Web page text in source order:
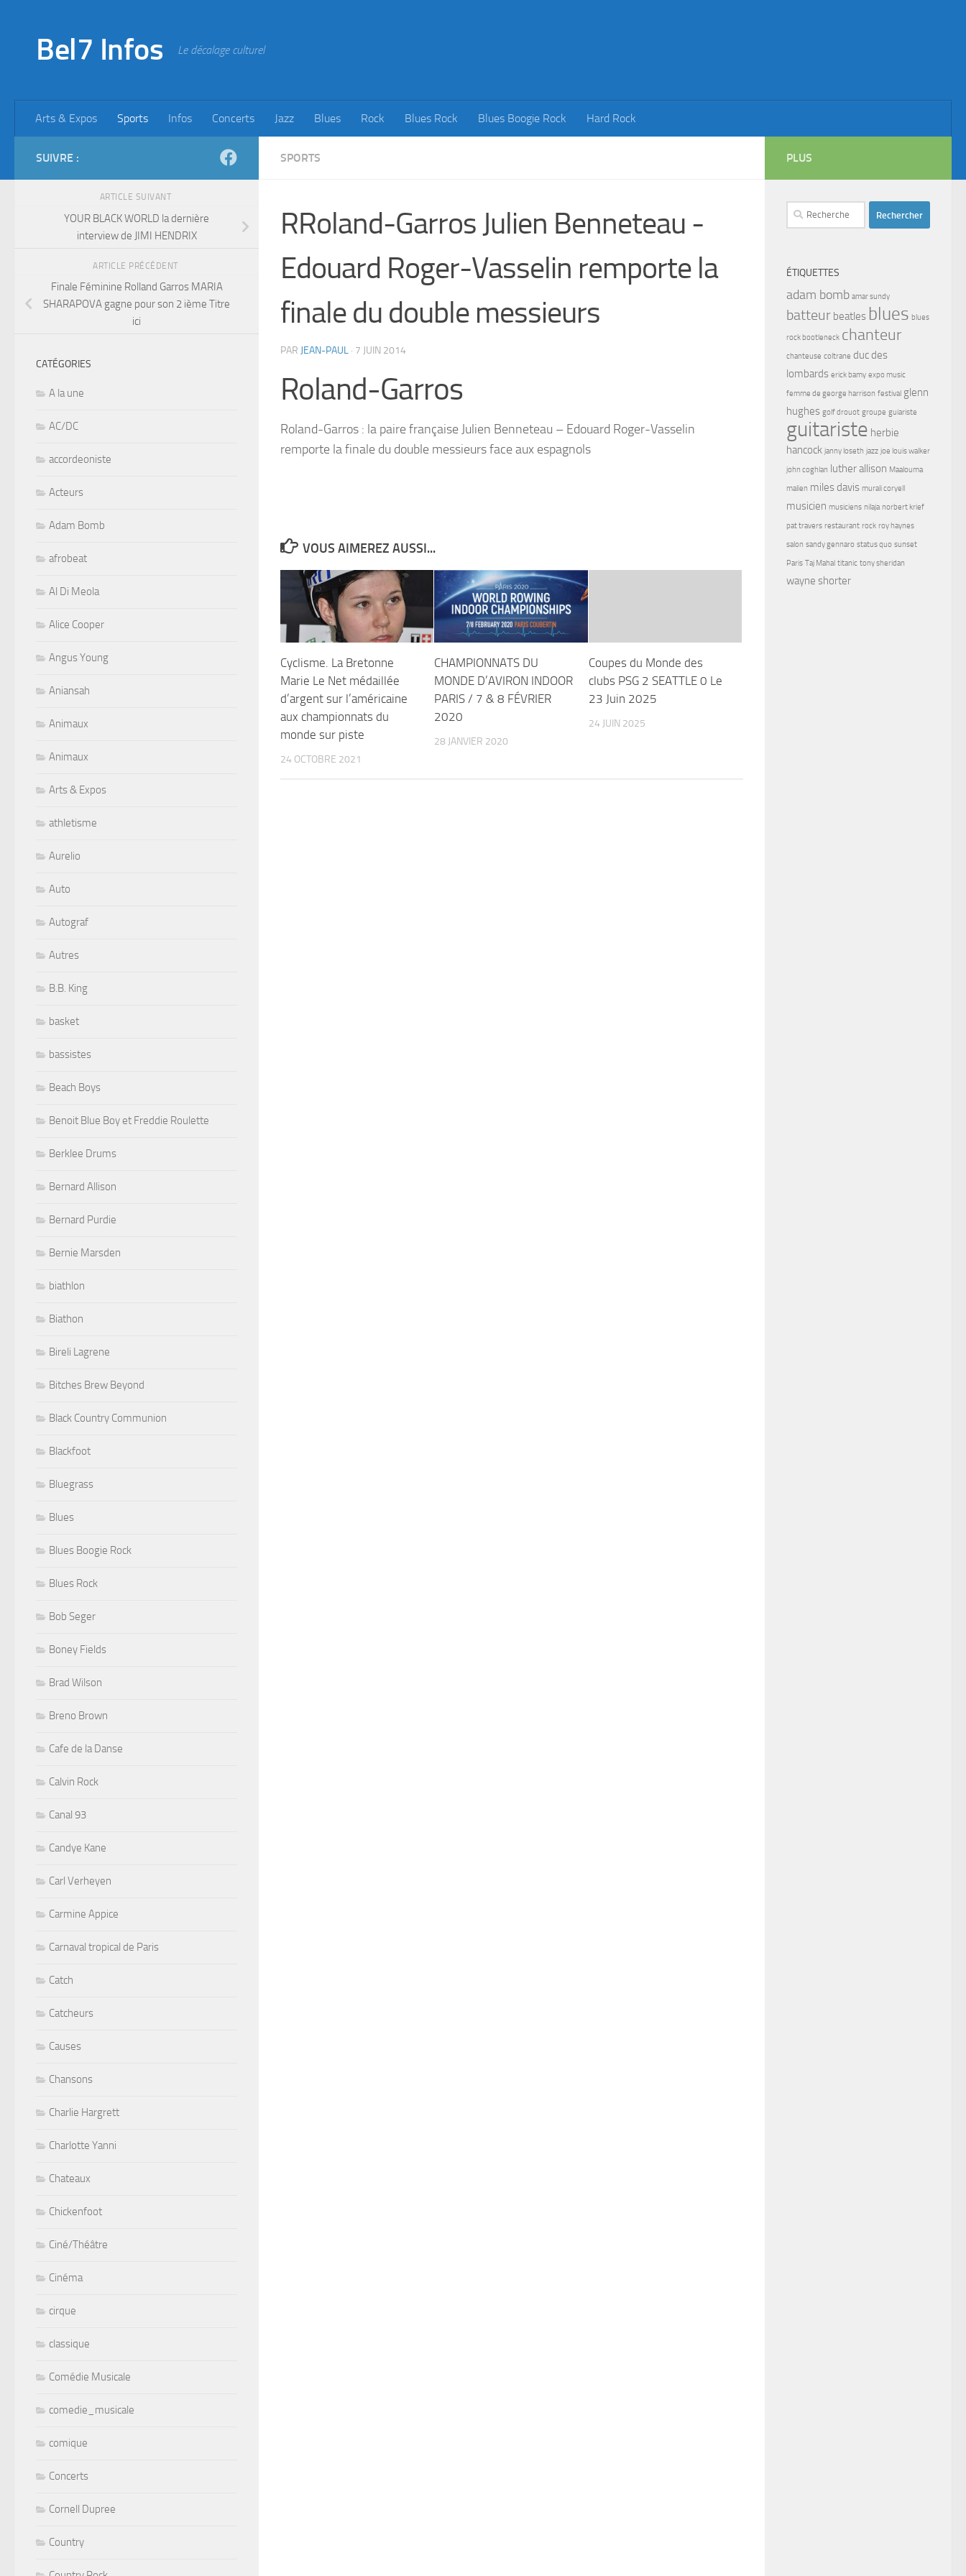
Bel7 Infos Le décalage culturel
Arts & Expos Sports Infos Concerts Jazz Blues Rock Blues Rock Blues Boogie Rock Hard Rock
SPORTS
RRoland-Garros Julien Benneteau -
Edouard Roger-Vasselin remporte la
finale du double messieurs
PAR JEAN-PAUL · 7 JUIN 2014
Roland-Garros
Roland-Garros : la paire française Julien Benneteau – Edouard Roger-Vasselin
remporte la finale du double messieurs face aux espagnols
VOUS AIMEREZ AUSSI...
Cyclisme. La Bretonne
Marie Le Net médaillée
d’argent sur l’américaine
aux championnats du
monde sur piste
24 OCTOBRE 2021
CHAMPIONNATS DU
MONDE D’AVIRON INDOOR
PARIS / 7 & 8 FÉVRIER
2020
28 JANVIER 2020
Coupes du Monde des
clubs PSG 2 SEATTLE 0 Le
23 Juin 2025
24 JUIN 2025
SUIVRE :
ARTICLE SUIVANT
YOUR BLACK WORLD la dernière
interview de JIMI HENDRIX
ARTICLE PRÉCÉDENT
Finale Féminine Rolland Garros MARIA
SHARAPOVA gagne pour son 2 ième Titre
ici
CATÉGORIES
A la une
AC/DC
accordeoniste
Acteurs
Adam Bomb
afrobeat
Al Di Meola
Alice Cooper
Angus Young
Aniansah
Animaux
Animaux
Arts & Expos
athletisme
Aurelio
Auto
Autograf
Autres
B.B. King
basket
bassistes
Beach Boys
Benoit Blue Boy et Freddie Roulette
Berklee Drums
Bernard Allison
Bernard Purdie
Bernie Marsden
biathlon
Biathon
Bireli Lagrene
Bitches Brew Beyond
Black Country Communion
Blackfoot
Bluegrass
Blues
Blues Boogie Rock
Blues Rock
Bob Seger
Boney Fields
Brad Wilson
Breno Brown
Cafe de la Danse
Calvin Rock
Canal 93
Candye Kane
Carl Verheyen
Carmine Appice
Carnaval tropical de Paris
Catch
Catcheurs
Causes
Chansons
Charlie Hargrett
Charlotte Yanni
Chateaux
Chickenfoot
Ciné/Théâtre
Cinéma
cirque
classique
Comédie Musicale
comedie_musicale
comique
Concerts
Cornell Dupree
Country
PLUS
Rechercher :
ÉTIQUETTES
adam bomb amar sundy
batteur beatles blues blues
rock bootleneck chanteur
chanteuse coltrane duc des
lombards erick bamy expo music
femme de george harrison festival glenn
hughes golf drouot groupe guiariste
guitariste herbie
hancock janny loseth jazz joe louis walker
john coghlan luther allison Maalouma
malien miles davis murali coryell
musicien musiciens nilaja norbert krief
pat travers restaurant rock roy haynes
salon sandy gennaro status quo sunset
Paris Taj Mahal titanic tony sheridan
wayne shorter